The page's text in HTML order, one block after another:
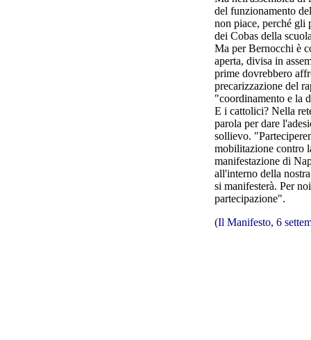
del funzionamento
non piace, perché gli
dei Cobas della
Ma per Bernocchi è
aperta, divisa in
prime dovrebbero
precarizzazione del
"coordinamento e la
E i cattolici? Nella
parola per dare
sollievo.
mobilitazione contro
manifestazione di
all'interno della
si manifesterà. Per
partecipazione".
(Il Manifesto, 6